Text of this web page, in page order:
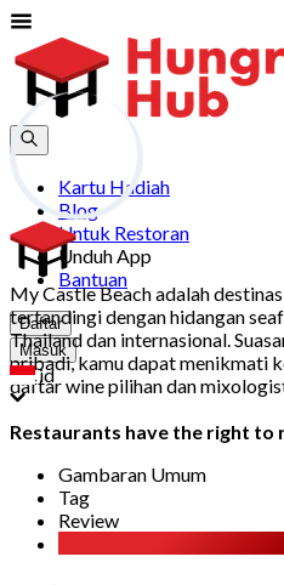
Kartu Hadiah
Blog
Untuk Restoran
Unduh App
Bantuan
Daftar
Masuk
id
My Castle Beach adalah
tertandingi dengan hidangan
Thailand dan internasional.
pribadi, kamu dapat menikmati
daftar wine pilihan dan
Restaurants have the right to
Gambaran Umum
Tag
Review